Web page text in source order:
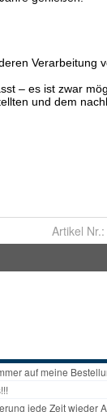
Artikel Nr.: